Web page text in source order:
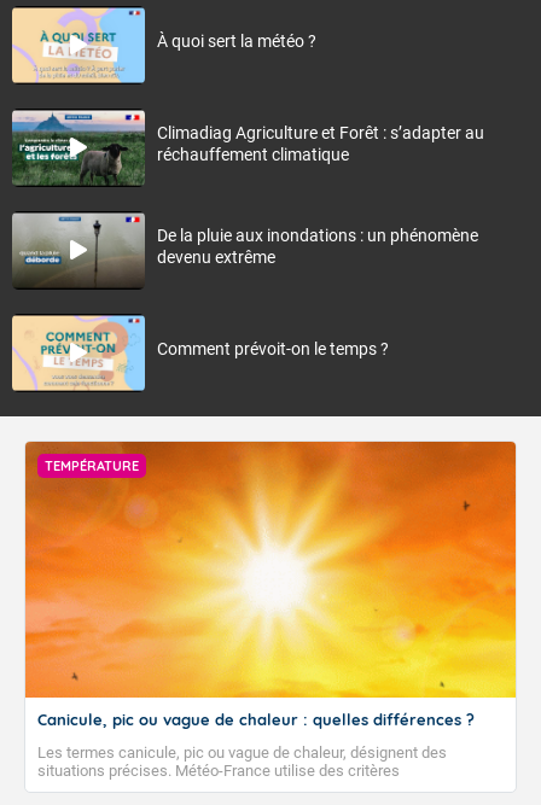
À quoi sert la météo ?
Climadiag Agriculture et Forêt : s’adapter au
réchauffement climatique
De la pluie aux inondations : un phénomène
devenu extrême
Comment prévoit-on le temps ?
TEMPÉRATURE
Canicule, pic ou vague de chaleur : quelles différences ?
Les termes canicule, pic ou vague de chaleur, désignent des
situations précises. Météo-France utilise des critères
climatologiques pour évaluer et qualifier les épisodes de chaleur qui